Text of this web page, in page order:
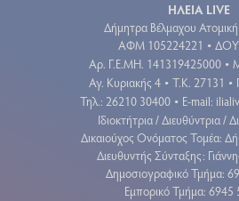
ΗΛΕΙΑ LIVE
Δήμητρα Βέλμαχου Ατομική
ΑΦΜ 105224221 • ΔΟΥ
Aρ. Γ.Ε.ΜΗ. 141319425000 •
Αγ. Κυριακής 4 • Τ.Κ. 27131 •
Τηλ.: 26210 30400 • E-mail:
Ιδιοκτήτρια / Διευθύντρια /
Δικαιούχος Ονόματος Τομέα:
Διευθυντής Σύνταξης:
Δημοσιογραφικό Τμήμα:
Εμπορικό Τμήμα: 6945